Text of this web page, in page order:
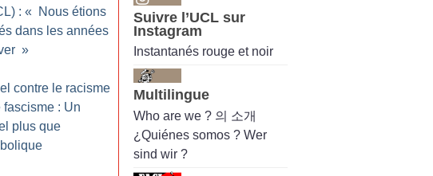
: «
Nous étions
dans les années
»
contre le racisme
fascisme : Un
plus que
Suivre l’UCL sur
Instagram
Instantanés rouge et noir
Multilingue
Who are we ? 의 소개
¿Quiénes somos ? Wer
sind wir ?